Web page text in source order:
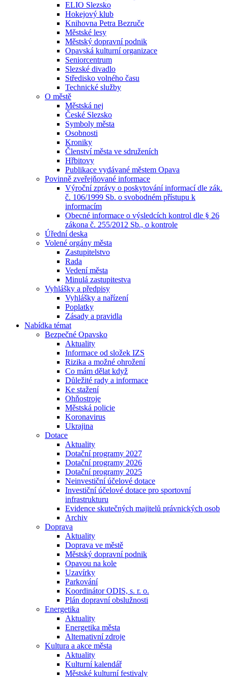
ELIO Slezsko
Hokejový klub
Knihovna Petra Bezruče
Městské lesy
Městský dopravní podnik
Opavská kulturní organizace
Seniorcentrum
Slezské divadlo
Středisko volného času
Technické služby
O městě
Městská nej
České Slezsko
Symboly města
Osobnosti
Kroniky
Členství města ve sdruženích
Hřbitovy
Publikace vydávané městem Opava
Povinně zveřejňované informace
Výroční zprávy o poskytování informací dle zák.
č. 106/1999 Sb. o svobodném přístupu k
informacím
Obecné informace o výsledcích kontrol dle § 26
zákona č. 255/2012 Sb., o kontrole
Úřední deska
Volené orgány města
Zastupitelstvo
Rada
Vedení města
Minulá zastupitestva
Vyhlášky a předpisy
Vyhlášky a nařízení
Poplatky
Zásady a pravidla
Nabídka témat
Bezpečné Opavsko
Aktuality
Informace od složek IZS
Rizika a možné ohrožení
Co mám dělat když
Důležité rady a informace
Ke stažení
Ohňostroje
Městská policie
Koronavirus
Ukrajina
Dotace
Aktuality
Dotační programy 2027
Dotační programy 2026
Dotační programy 2025
Neinvestiční účelové dotace
Investiční účelové dotace pro sportovní
infrastrukturu
Evidence skutečných majitelů právnických osob
Archiv
Doprava
Aktuality
Doprava ve městě
Městský dopravní podnik
Opavou na kole
Uzavírky
Parkování
Koordinátor ODIS, s. r. o.
Plán dopravní obslužnosti
Energetika
Aktuality
Energetika města
Alternativní zdroje
Kultura a akce města
Aktuality
Kulturní kalendář
Městské kulturní festivaly